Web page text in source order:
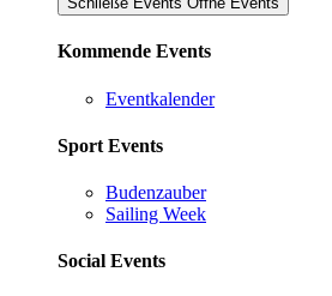
Kommende Events
Eventkalender
Sport Events
Budenzauber
Sailing Week
Social Events